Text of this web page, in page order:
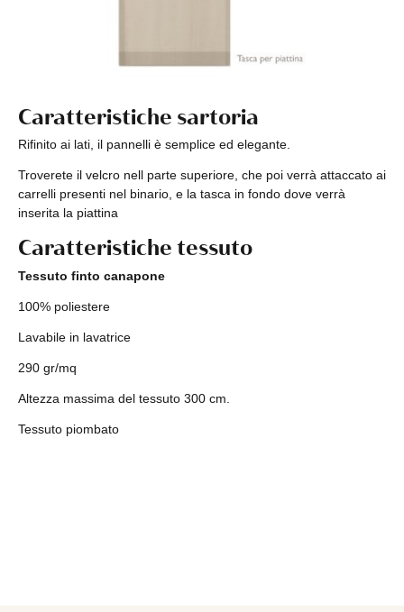
Caratteristiche sartoria
Rifinito ai lati, il pannelli è semplice ed elegante.
Troverete il velcro nell parte superiore, che poi verrà attaccato ai
carrelli presenti nel binario, e la tasca in fondo dove verrà
inserita la piattina
Caratteristiche tessuto
Tessuto finto canapone
100% poliestere
Lavabile in lavatrice
290 gr/mq
Altezza massima del tessuto 300 cm.
Tessuto piombato